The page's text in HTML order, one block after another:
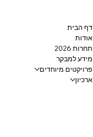
דף הבית
אודות
תחרות 2026
מידע למבקר
פרויקטים מיוחדים
ארכיון